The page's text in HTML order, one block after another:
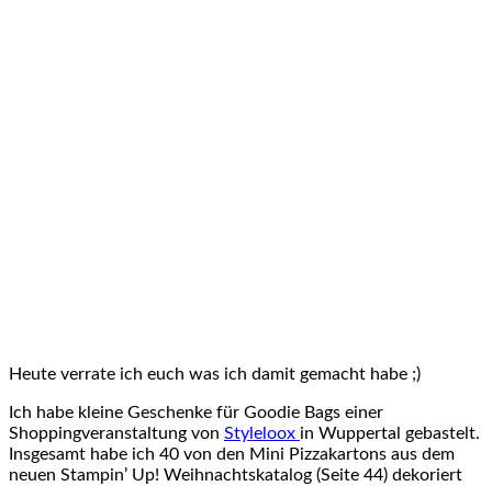
Heute verrate ich euch was ich damit gemacht habe ;)
Ich habe kleine Geschenke für Goodie Bags einer
Shoppingveranstaltung von Styleloox in Wuppertal gebastelt.
Insgesamt habe ich 40 von den Mini Pizzakartons aus dem
neuen Stampin’ Up! Weihnachtskatalog (Seite 44) dekoriert